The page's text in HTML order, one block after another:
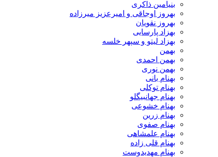
بنیامین ذاکری
بهروز اوجاقی و امیرعزیز میرزاده
بهروز نقویان
بهزاد پارسایی
بهزاد لیتو و سپهر خلسه
بهمن
بهمن احمدی
بهمن نوری
بهنام بانی
بهنام توکلی
بهنام جهانبیگلو
بهنام خشوعی
بهنام زرین
بهنام صفوی
بهنام علمشاهی
بهنام قلی زاده
بهنام مهدیدوست